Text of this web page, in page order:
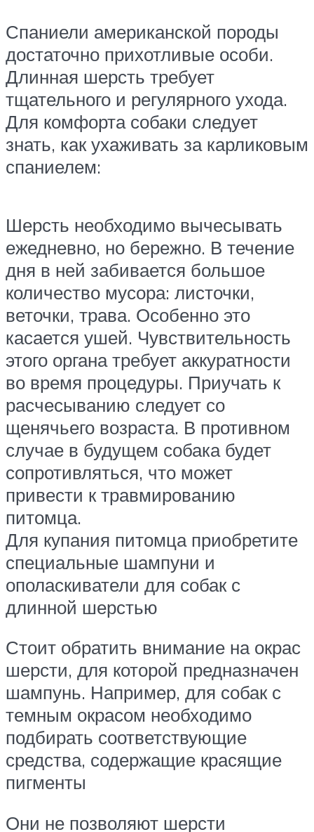
Спаниели американской породы
достаточно прихотливые особи.
Длинная шерсть требует
тщательного и регулярного ухода.
Для комфорта собаки следует
знать, как ухаживать за карликовым
спаниелем:
Шерсть необходимо вычесывать
ежедневно, но бережно. В течение
дня в ней забивается большое
количество мусора: листочки,
веточки, трава. Особенно это
касается ушей. Чувствительность
этого органа требует аккуратности
во время процедуры. Приучать к
расчесыванию следует со
щенячьего возраста. В противном
случае в будущем собака будет
сопротивляться, что может
привести к травмированию
питомца.
Для купания питомца приобретите
специальные шампуни и
ополаскиватели для собак с
длинной шерстью
Стоит обратить внимание на окрас
шерсти, для которой предназначен
шампунь. Например, для собак с
темным окрасом необходимо
подбирать соответствующие
средства, содержащие красящие
пигменты
Они не позволяют шерсти